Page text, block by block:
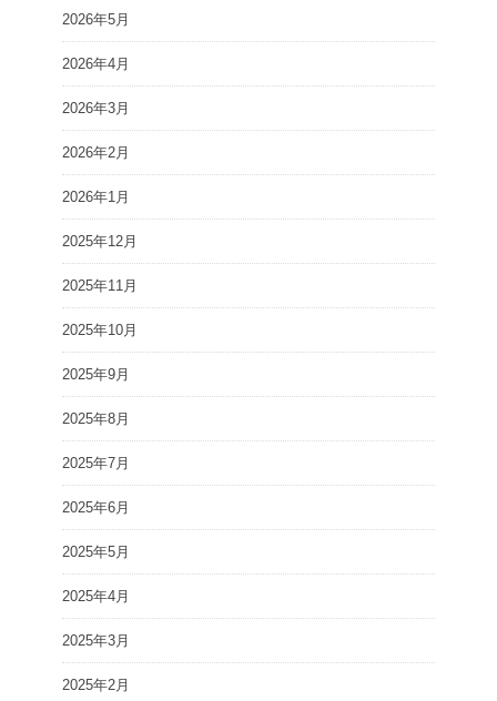
2026年5月
2026年4月
2026年3月
2026年2月
2026年1月
2025年12月
2025年11月
2025年10月
2025年9月
2025年8月
2025年7月
2025年6月
2025年5月
2025年4月
2025年3月
2025年2月